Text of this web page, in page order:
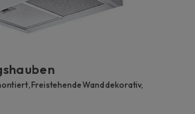
Freistehende Wand dekorativ,